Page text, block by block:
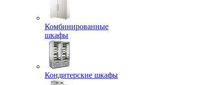
Комбинированные
шкафы
Кондитерские шкафы